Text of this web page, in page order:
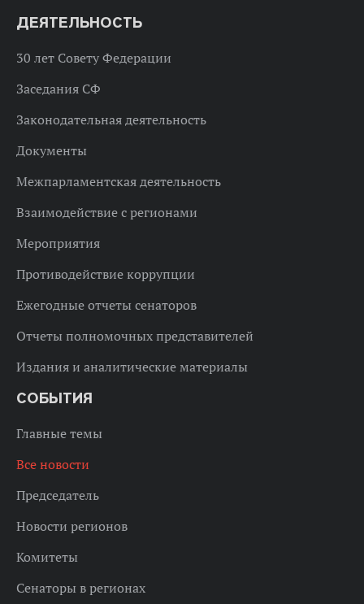
ДЕЯТЕЛЬНОСТЬ
30 лет Совету Федерации
Заседания СФ
Законодательная деятельность
Документы
Межпарламентская деятельность
Взаимодействие с регионами
Мероприятия
Противодействие коррупции
Ежегодные отчеты сенаторов
Отчеты полномочных представителей
Издания и аналитические материалы
СОБЫТИЯ
Главные темы
Все новости
Председатель
Новости регионов
Комитеты
Сенаторы в регионах